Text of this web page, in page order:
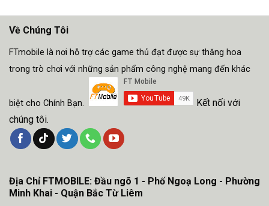
Về Chúng Tôi
FTmobile là nơi hỗ trợ các game thủ đạt được sự thăng hoa
trong trò chơi với những sản phẩm công nghệ mang đến khác
biệt cho Chính Bạn.
Kết nối với
chúng tôi.
Địa Chỉ FTMOBILE: Đầu ngõ 1 - Phố Ngoạ Long - Phường
Minh Khai - Quận Bắc Từ Liêm